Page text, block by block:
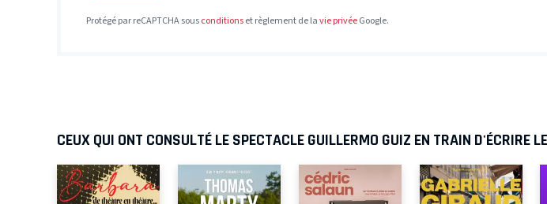
Protégé par reCAPTCHA sousconditionset règlement de lavie privéeGoogle.
CEUX QUI ONT CONSULTÉ LE SPECTACLE GUILLERMO GUIZ EN TRAIN D'ÉCRIRE